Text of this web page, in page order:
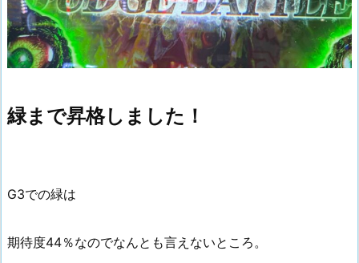
緑まで昇格しました！
G3での緑は
期待度44％なのでなんとも言えないところ。